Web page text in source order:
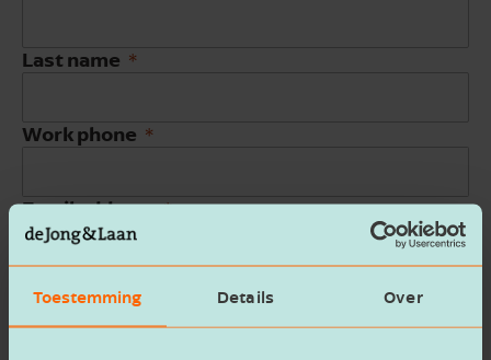
Toestemming Details Over
Last name
Work phone
Email address